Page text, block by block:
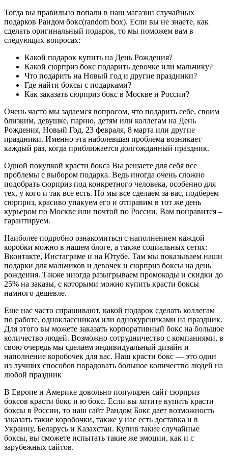
Тогда вы правильно попали в наш магазин случайных
подарков Рандом бокс(random box). Если вы не знаете, как
сделать оригинальный подарок, то мы поможем вам в
следующих вопросах:
Какой подарок купить на День Рождения?
Какой сюрприз бокс подарить девочке или мальчику?
Что подарить на Новый год и другие праздники?
Где найти боксы с подарками?
Как заказать сюрприз бокс в Москве и России?
Очень часто мы задаемся вопросом, что подарить себе, своим
близким, девушке, парню, детям или коллегам на День
Рождения, Новый Год, 23 февраля, 8 марта или другие
праздники. Именно эта наболевшая проблема возникает
каждый раз, когда приближается долгожданный праздник.
Одной покупкой красти бокса Вы решаете для себя все
проблемы с выбором подарка. Ведь иногда очень сложно
подобрать сюрприз под конкретного человека, особенно для
тех, у кого и так все есть. Но мы все сделаем за вас, подберем
сюрприз, красиво упакуем его и отправим в тот же день
курьером по Москве или почтой по России. Вам понравится –
гарантируем.
Наиболее подробно ознакомиться с наполнением каждой
коробки можно в нашем блоге, а также социальных сетях:
Вконтакте, Инстаграме и на Ютубе. Там мы показываем наши
подарки для мальчиков и девочек и сюрприз боксы на день
рождения. Также иногда разыгрываем промокоды и скидки до
25% на заказы, с которыми можно купить красти боксы
намного дешевле.
Еще нас часто спрашивают, какой подарок сделать коллегам
по работе, одноклассникам или однокурсниками на праздник.
Для этого вы можете заказать корпоративный бокс на большое
количество людей. Возможно сотрудничество с компаниями, в
свою очередь мы сделаем индивидуальный дизайн и
наполнение коробочек для вас. Наш красти бокс — это один
из лучших способов порадовать большое количество людей на
любой праздник
В Европе и Америке довольно популярен сайт сюрприз
боксов красти бокс и ю бокс. Если вы хотите купить красти
боксы в России, то наш сайт Рандом Бокс дает возможность
заказать такие коробочки, также у нас есть доставка и в
Украину, Беларусь и Казахстан. Купив такие случайные
боксы, вы сможете испытать такие же эмоции, как и с
зарубежных сайтов.